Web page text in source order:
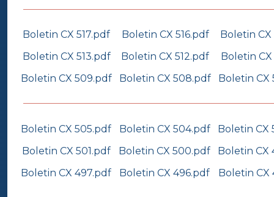
Boletin CX 517.pdf Boletin CX 516.pdf
Boletin CX
Boletin CX 513.pdf
Boletin CX 512.pdf
Boletin CX
Boletin CX 509.pdf
Boletin CX 508.pdf Boletin CX
Boletin CX 505.pdf Boletin CX 504.pdf
Boletin CX
Boletin CX 501.pdf
Boletin CX 500.pdf
Boletin CX
Boletin CX 497.pdf
Boletin CX 496.pdf Boletin CX